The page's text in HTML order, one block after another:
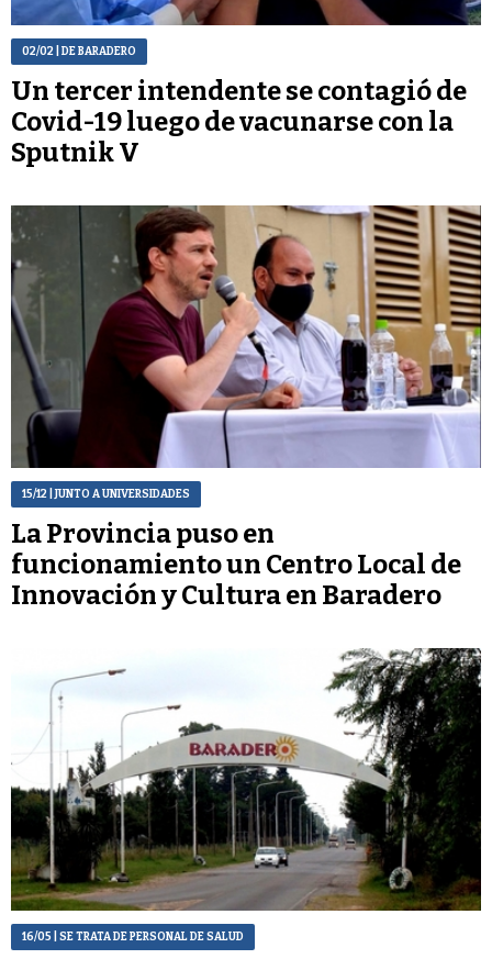
02/02 | DE BARADERO
Un tercer intendente se contagió de
Covid-19 luego de vacunarse con la
Sputnik V
15/12 | JUNTO A UNIVERSIDADES
La Provincia puso en
funcionamiento un Centro Local de
Innovación y Cultura en Baradero
16/05 | SE TRATA DE PERSONAL DE SALUD